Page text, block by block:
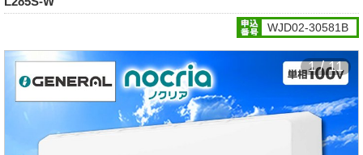
WJD02-30581B
1 / 11